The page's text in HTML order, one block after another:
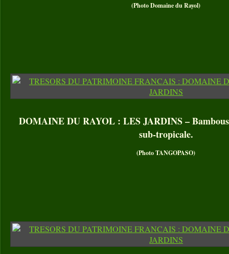
(Photo Domaine du Rayol)
DOMAINE DU RAYOL : LES JARDINS –
sub-tropicale.
(Photo TANGOPASO)